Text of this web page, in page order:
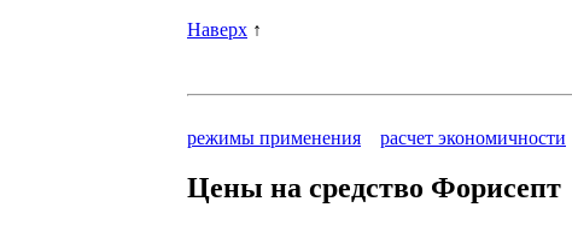
Наверх ↑
режимы применения расчет экономичности
Цены на средство Форисепт